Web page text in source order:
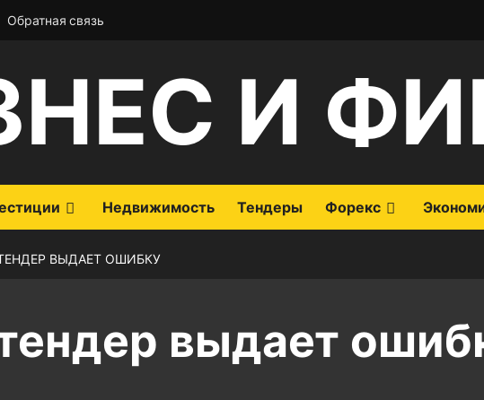
Обратная связь
И
Недвижимость Тендеры Форекс
ВЫДАЕТ ОШИБКУ
выдает